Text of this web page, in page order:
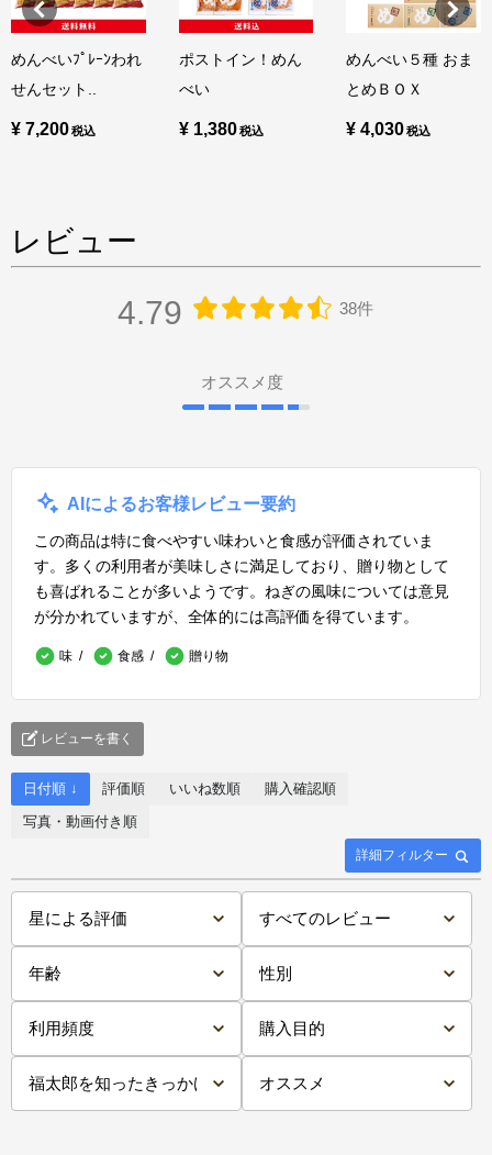
めんべいﾌﾟﾚｰﾝわれ
せんセット..
¥ 7,200
ポストイン！めん
べい
¥ 1,380
めんべい５種 おま
とめＢＯＸ
¥ 4,030
レビュー
4.79 38件
オススメ度
AIによるお客様レビュー要約
この商品は特に食べやすい味わいと食感が評価されていま
す。多くの利用者が美味しさに満足しており、贈り物として
も喜ばれることが多いようです。ねぎの風味については意見
が分かれていますが、全体的には高評価を得ています。
味 食感 贈り物
レビューを書く
詳細フィルター
日付順 ↓ 評価順 いいね数順
購入確認順
写真・動画付き順